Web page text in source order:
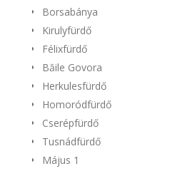
Borsabánya
Kirulyfürdő
Félixfürdő
Băile Govora
Herkulesfürdő
Homoródfürdő
Cserépfürdő
Tusnádfürdő
Május 1